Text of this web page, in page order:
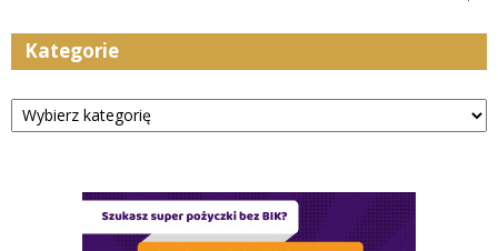
Kategorie
Kategorie